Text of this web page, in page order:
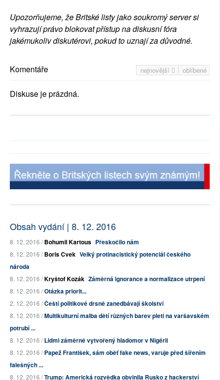
Upozorňujeme, že Britské listy jako soukromý server si
vyhrazují právo blokovat přístup na diskusní fóra
jakémukoliv diskutérovi, pokud to uznají za důvodné.
nejnovější oblíbené
Komentáře
Diskuse je prázdná.
Obsah vydání | 8. 12. 2016
8. 12. 2016 /Bohumil Kartous Přeskočilo nám
8. 12. 2016 /Boris Cvek Velký protinacistický potenciál českého
národa
8. 12. 2016 /Kryštof Kozák Záměrná ignorance a normalizace utrpení
8. 12. 2016 /Otázka priorit...
2. 12. 2016 /Čeští politikové drsně zanedbávají školství
8. 12. 2016 /Multikulturní malba dětí různých barev pleti na varšavském
potrubí ...
8. 12. 2016 /Lidmi záměrně vytvořený hladomor v Nigérii
8. 12. 2016 /Papež František, sám oběť fake news, varuje před šířením
falešných ...
8. 12. 2016 /Trump: Americká rozvědka obvinila Rusko z hackerství